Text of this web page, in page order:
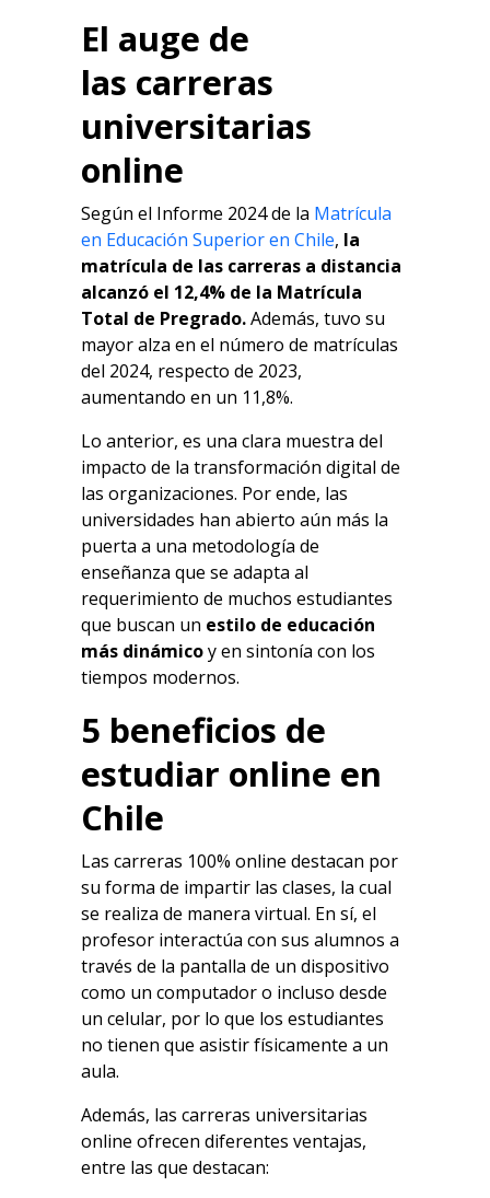
El auge de
las carreras
universitarias
online
Según el Informe 2024 de la Matrícula
en Educación Superior en Chile, la
matrícula de las carreras a distancia
alcanzó el 12,4% de la Matrícula
Total de Pregrado.Además, tuvo su
mayor alza en el número de matrículas
del 2024, respecto de 2023,
aumentando en un 11,8%.
Lo anterior, es una clara muestra del
impacto de la transformación digital de
las organizaciones. Por ende, las
universidades han abierto aún más la
puerta a una metodología de
enseñanza que se adapta al
requerimiento de muchos estudiantes
que buscan un estilo de educación
más dinámicoy en sintonía con los
tiempos modernos.
5 beneficios de
estudiar online en
Chile
Las carreras 100% online destacan por
su forma de impartir las clases, la cual
se realiza de manera virtual. En sí, el
profesor interactúa con sus alumnos a
través de la pantalla de un dispositivo
como un computador o incluso desde
un celular, por lo que los estudiantes
no tienen que asistir físicamente a un
aula.
Además, las carreras universitarias
online ofrecen diferentes ventajas,
entre las que destacan: